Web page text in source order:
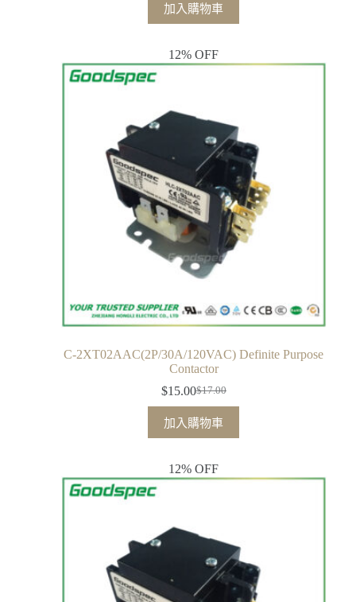
加入購物車
12% OFF
C-2XT02AAC(2P/30A/120VAC) Definite Purpose
Contactor
$17.00
$15.00
加入購物車
12% OFF